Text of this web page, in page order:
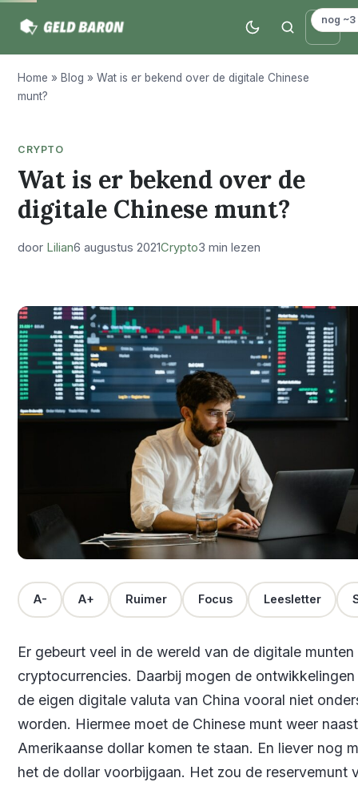
Home » Blog » Wat is er bekend over de digitale Chinese
munt?
CRYPTO
Wat is er bekend over de
digitale Chinese munt?
door Lilian6 augustus 2021Crypto3 min lezen
A- A+ Ruimer Focus Leesletter
Er gebeurt veel in de wereld van de digitale munten
cryptocurrencies. Daarbij mogen de ontwikkelingen
de eigen digitale valuta van China vooral niet
worden. Hiermee moet de Chinese munt weer
Amerikaanse dollar komen te staan. En liever nog
het de dollar voorbijgaan. Het zou de reservemunt
nog ~3